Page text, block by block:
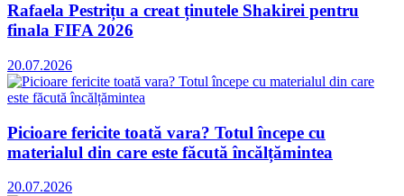
Rafaela Pestrițu a creat ținutele Shakirei pentru
finala FIFA 2026
20.07.2026
Picioare fericite toată vara? Totul începe cu
materialul din care este făcută încălțămintea
20.07.2026